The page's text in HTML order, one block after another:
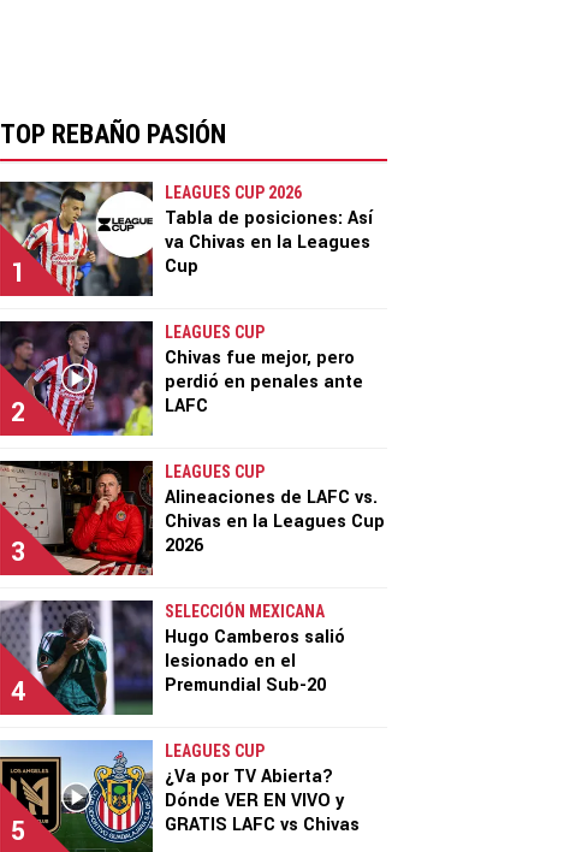
TOP REBAÑO PASIÓN
1
LEAGUES CUP 2026
Tabla de posiciones: Así
va Chivas en la Leagues
Cup
2
LEAGUES CUP
Chivas fue mejor, pero
perdió en penales ante
LAFC
3
LEAGUES CUP
Alineaciones de LAFC vs.
Chivas en la Leagues Cup
2026
4
SELECCIÓN MEXICANA
Hugo Camberos salió
lesionado en el
Premundial Sub-20
5
LEAGUES CUP
¿Va por TV Abierta?
Dónde VER EN VIVO y
GRATIS LAFC vs Chivas